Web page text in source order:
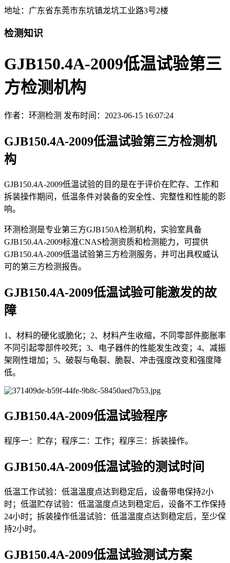
地址：广东省东莞市东坑镇龙坑工业路3号2楼
检测知识
GJB150.4A-2009低温试验第三
方检测机构
作者：环测检测 发布时间：2023-06-15 16:07:24
GJB150.4A-2009低温试验第三方检测机
构
GJB150.4A-2009低温试验的⽬的是在于评价在贮存、⼯作和
拆装操作期间，低温条件对装备的安全性、完整性和性能的影
响。
环测检测是专业第三方GJB150A检测机构，实验室具备
GJB150.4A-2009标准CNAS检测资质和检测能力，可提供
GJB150.4A-2009低温试验第三方检测服务，并可出具权威认
可的第三方检测报告。
GJB150.4A-2009低温试验可能激发的故
障
1、材料的硬化或脆化；2、材料产⽣收缩，不同零部件膨胀率
不同引起零部件咬死；3、电⼦器件的性能发⽣改变；4、减振
架刚性增加；5、破裂与龟裂、脆裂、冲击强度改变和强度降
低。
GJB150.4A-2009低温试验程序
程序⼀：贮存；程序⼆：⼯作；程序三：拆装操作。
GJB150.4A-2009低温试验的测试时间
低温⼯作试验：低温温度点达到稳定后，设备带电保持2⼩
时；低温贮存试验：低温温度点达到稳定后，设备不⼯作保持
24⼩时；拆装操作低温试验：低温温度点达到稳定后，⾄少保
持2⼩时。
GJB150.4A-2009低温试验测试⽅案